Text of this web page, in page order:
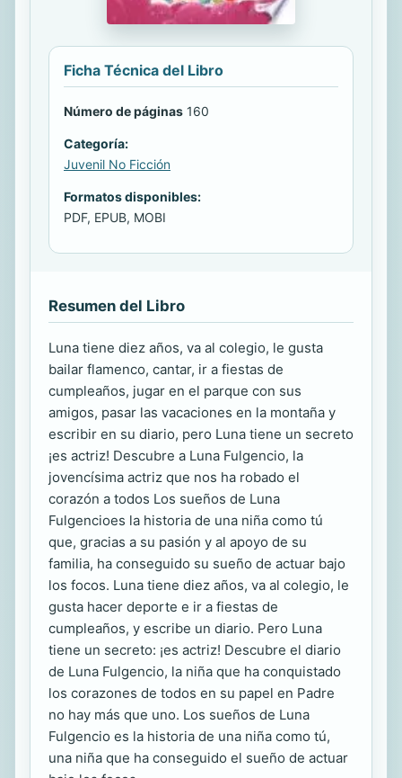
Ficha Técnica del Libro
Número de páginas 160
Categoría:
Juvenil No Ficción
Formatos disponibles:
PDF, EPUB, MOBI
Resumen del Libro
Luna tiene diez años, va al colegio, le gusta
bailar flamenco, cantar, ir a fiestas de
cumpleaños, jugar en el parque con sus
amigos, pasar las vacaciones en la montaña y
escribir en su diario, pero Luna tiene un secreto
¡es actriz! Descubre a Luna Fulgencio, la
jovencísima actriz que nos ha robado el
corazón a todos Los sueños de Luna
Fulgencioes la historia de una niña como tú
que, gracias a su pasión y al apoyo de su
familia, ha conseguido su sueño de actuar bajo
los focos. Luna tiene diez años, va al colegio, le
gusta hacer deporte e ir a fiestas de
cumpleaños, y escribe un diario. Pero Luna
tiene un secreto: ¡es actriz! Descubre el diario
de Luna Fulgencio, la niña que ha conquistado
los corazones de todos en su papel en Padre
no hay más que uno. Los sueños de Luna
Fulgencio es la historia de una niña como tú,
una niña que ha conseguido el sueño de actuar